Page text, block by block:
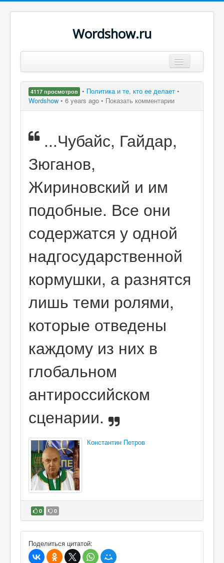
Wordshow.ru
Популярные цитаты
Поиск
4117 просмотров • Политика и те, кто ее делает •
Wordshow • 6 years ago • Показать комментарии
...Чубайс, Гайдар,
Зюганов,
Жириновский и им
подобные. Все они
содержатся у одной
надгосударственной
кормушки, а разнятся
лишь теми ролями,
которые отведены
каждому из них в
глобальном
антироссийском
сценарии.
Константин Петров
0 0
В избранное
Поделиться цитатой: